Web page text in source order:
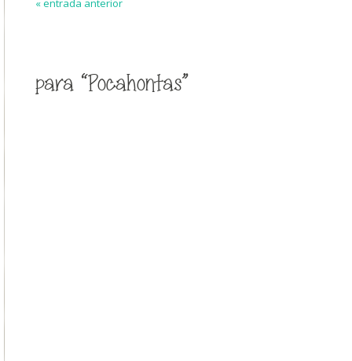
« entrada anterior
para “Pocahontas”